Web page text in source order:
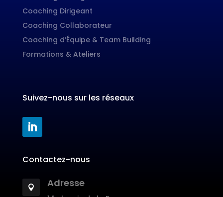
Coaching Dirigeant
Coaching Collaborateur
Coaching d’Équipe & Team Building
Formations & Ateliers
Suivez-nous sur les réseaux
Contactez-nous
 Adresse